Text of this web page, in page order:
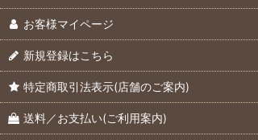
お客様マイページ
新規登録はこちら
特定商取引法表示(店舗のご案内)
送料／お支払い(ご利用案内)